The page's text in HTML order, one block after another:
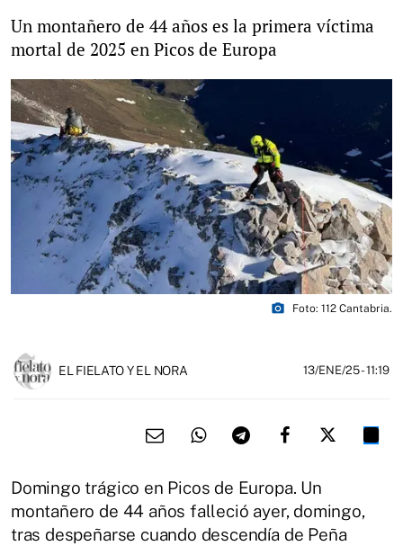
Un montañero de 44 años es la primera víctima
mortal de 2025 en Picos de Europa
photo_camera Foto: 112 Cantabria.
EL FIELATO Y EL NORA 13/ENE/25- 11:19
Domingo trágico en Picos de Europa. Un
montañero de 44 años falleció ayer, domingo,
tras despeñarse cuando descendía de Peña